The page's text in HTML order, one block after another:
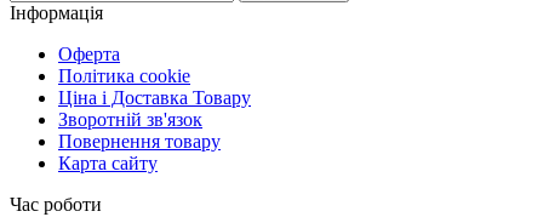
Інформація
Оферта
Політика cookie
Ціна і Доставка Товару
Зворотній зв'язок
Повернення товару
Карта сайту
Час роботи